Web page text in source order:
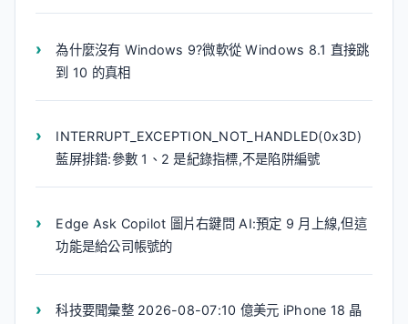
為什麼沒有 Windows 9?微軟從 Windows 8.1 直接跳
到 10 的真相
INTERRUPT_EXCEPTION_NOT_HANDLED(0x3D)
藍屏排錯:參數 1、2 是紀錄指標,不是陷阱編號
Edge Ask Copilot 圖片右鍵問 AI:預定 9 月上線,但這
功能是給公司帳號的
科技要聞彙整 2026-08-07:10 億美元 iPhone 18 晶